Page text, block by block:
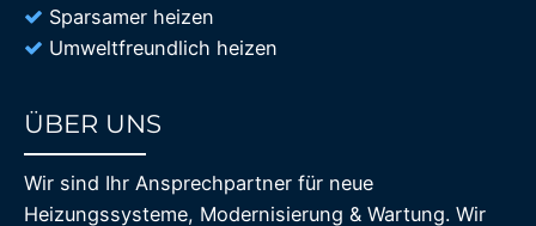
Sparsamer heizen
Umweltfreundlich heizen
ÜBER UNS
Wir sind Ihr Ansprechpartner für neue
Heizungssysteme, Modernisierung & Wartung. Wir